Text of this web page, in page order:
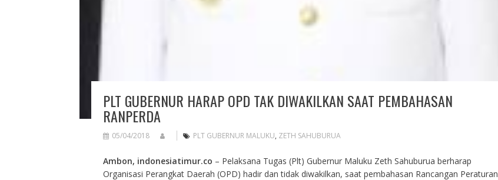
PLT GUBERNUR HARAP OPD TAK DIWAKILKAN SAAT PEMBAHASAN
RANPERDA
05/04/2018 PLT GUBERNUR MALUKU, ZETH SAHUBURUA
Ambon, indonesiatimur.co – Pelaksana Tugas (Plt) Gubernur Maluku Zeth Sahuburua berharap
Organisasi Perangkat Daerah (OPD) hadir dan tidak diwakilkan, saat pembahasan Rancangan Peraturan